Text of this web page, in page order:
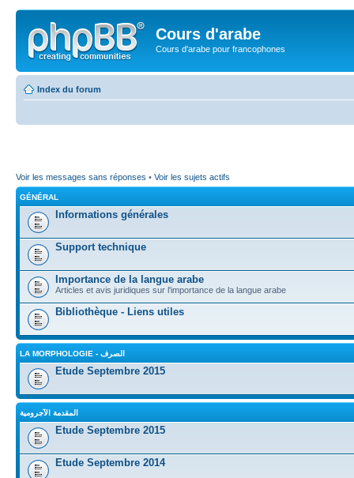
Cours d'arabe
Cours d'arabe pour francophones
Index du forum
Voir les messages sans réponses • Voir les sujets actifs
GÉNÉRAL
Informations générales
Support technique
Importance de la langue arabe
Articles et avis juridiques sur l'importance de la langue arabe
Bibliothèque - Liens utiles
LA MORPHOLOGIE - الصرف
Etude Septembre 2015
المقدمة الآجرومية
Etude Septembre 2015
Etude Septembre 2014